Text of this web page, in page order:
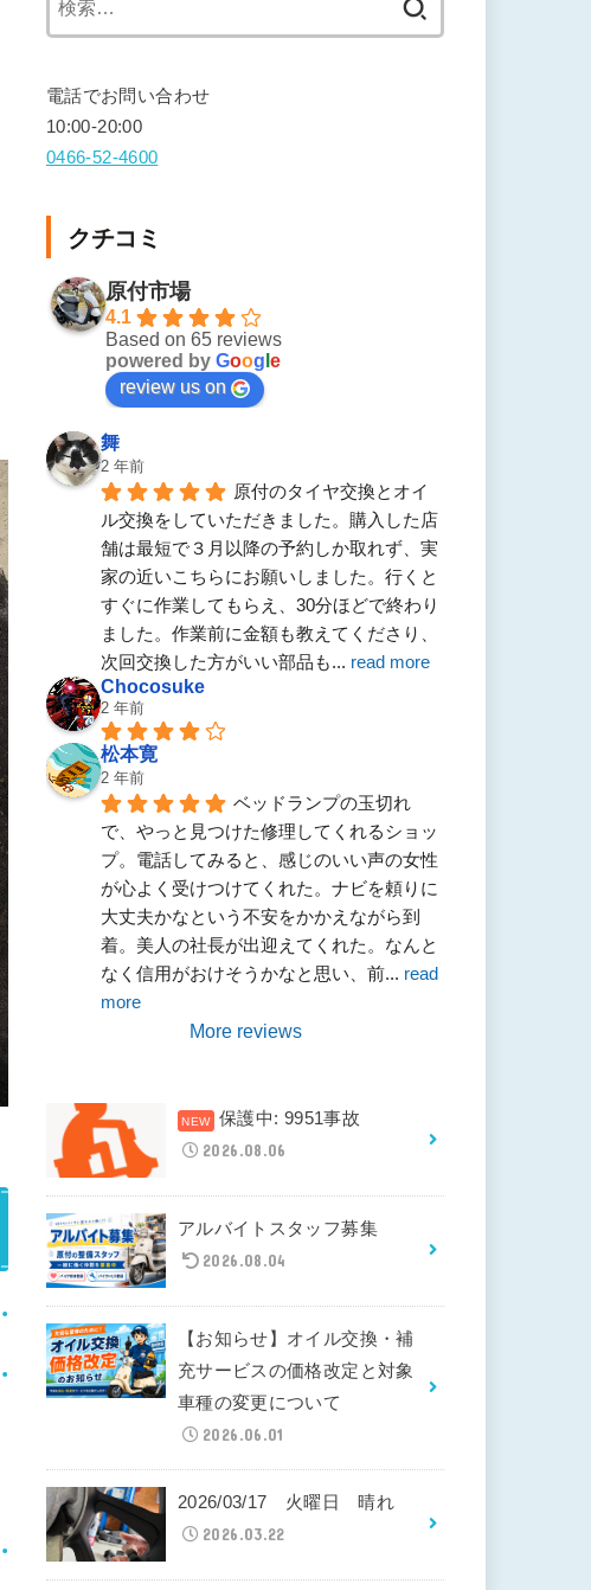
電話でお問い合わせ
10:00-20:00
0466-52-4600
クチコミ
原付市場
4.1
Based on 65 reviews
powered by Goog e
review us on
舞
2 年前
原付のタイヤ交換とオイ
ル交換をしていただきました。購入した店
舗は最短で３月以降の予約しか取れず、実
家の近いこちらにお願いしました。行くと
すぐに作業してもらえ、30分ほどで終わり
ました。作業前に金額も教えてくださり、
次回交換した方がいい部品も... read more
Chocosuke
2 年前
松本寛
2 年前
ベッドランプの玉切れ
で、やっと見つけた修理してくれるショッ
プ。電話してみると、感じのいい声の女性
が心よく受けつけてくれた。ナビを頼りに
大丈夫かなという不安をかかえながら到
着。美人の社長が出迎えてくれた。なんと
なく信用がおけそうかなと思い、前... read
more
More reviews
保護中: 9951事故
2026.08.06
アルバイトスタッフ募集
2026.08.04
【お知らせ】オイル交換・補
充サービスの価格改定と対象
車種の変更について
2026.06.01
2026/03/17 火曜日 晴れ
2026.03.22